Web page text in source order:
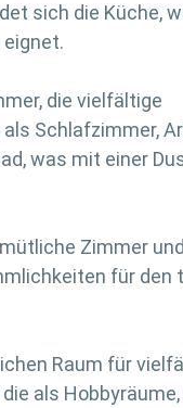
sich die Küche,
die vielfältige
Schlafzimmer,
was mit einer
Zimmer
für den
Raum für
als